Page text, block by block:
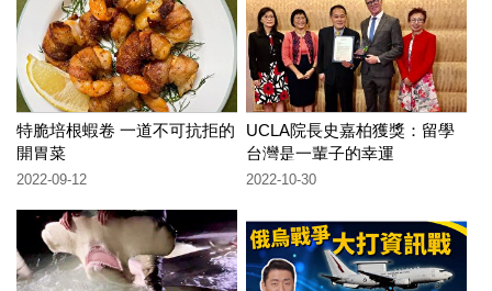
特脆培根蝦卷 一道不可抗拒的
開胃菜
2022-09-12
UCLA院長史嘉柏獲獎：留學
台灣是一輩子的幸運
2022-10-30